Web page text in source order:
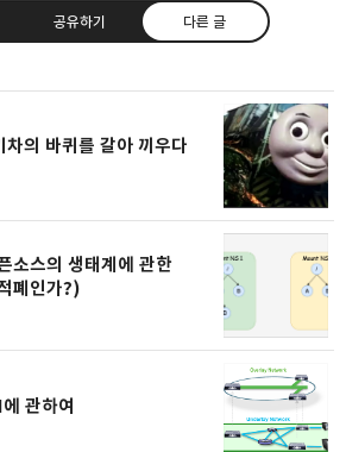
공유하기 다른 글
의 바퀴를 갈아 끼우다
소스의 생태계에 관한
폐인가?)
관하여